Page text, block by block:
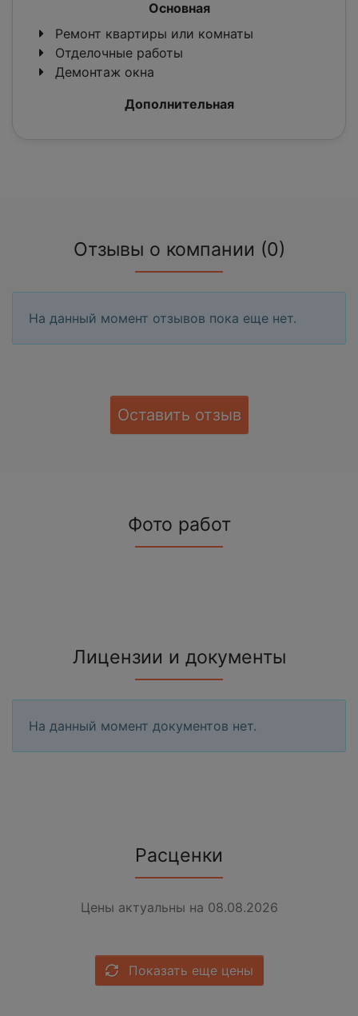
Основная
Ремонт квартиры или комнаты
Отделочные работы
Демонтаж окна
Дополнительная
Отзывы о компании (0)
На данный момент отзывов пока еще нет.
Оставить отзыв
Фото работ
Лицензии и документы
На данный момент документов нет.
Расценки
Цены актуальны на 08.08.2026
Показать еще цены